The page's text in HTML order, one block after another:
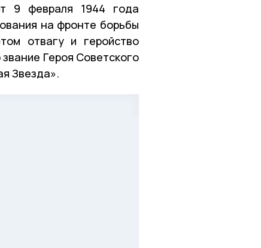
9 февраля 1944 года
на фронте борьбы
отвагу и геройство
Героя Советского
Звезда».